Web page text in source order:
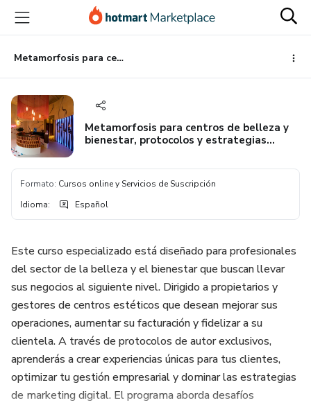
principal
página
de
página
Metamorfosis para centros de belleza y bienestar, protocolos y estrategias avanzadas.
Metamorfosis para centros de belleza y
bienestar, protocolos y estrategias
Formato: Cursos online y Servicios de Suscripción
Idioma: Español
Este curso especializado está diseñado para profesionales
del sector de la belleza y el bienestar que buscan llevar
sus negocios al siguiente nivel. Dirigido a propietarios y
gestores de centros estéticos que desean mejorar sus
operaciones, aumentar su facturación y fidelizar a su
clientela. A través de protocolos de autor exclusivos,
aprenderás a crear experiencias únicas para tus clientes,
optimizar tu gestión empresarial y dominar las estrategias
de marketing digital. El programa aborda desafíos